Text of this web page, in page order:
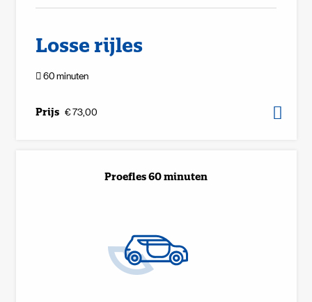
Losse rijles
60 minuten
Prijs € 73,00
Proefles 60 minuten